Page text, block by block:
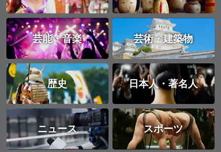
芸能・音楽 芸術・建築物
歴史 日本人・著名人
ニュース スポーツ